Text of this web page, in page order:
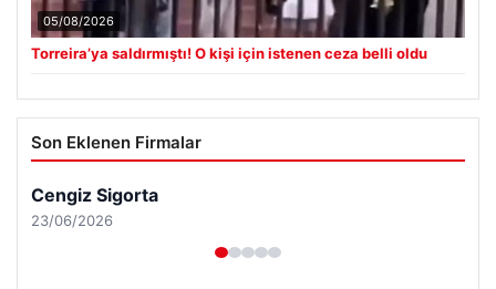
05/08/2026
Torreira’ya saldırmıştı! O kişi için istenen ceza belli oldu
Son Eklenen Firmalar
Cengiz Sigorta
23/06/2026